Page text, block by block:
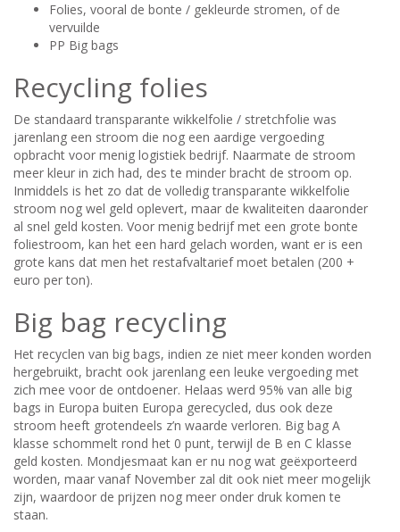
Folies, vooral de bonte / gekleurde stromen, of de
vervuilde
PP Big bags
Recycling folies
De standaard transparante wikkelfolie / stretchfolie was
jarenlang een stroom die nog een aardige vergoeding
opbracht voor menig logistiek bedrijf. Naarmate de stroom
meer kleur in zich had, des te minder bracht de stroom op.
Inmiddels is het zo dat de volledig transparante wikkelfolie
stroom nog wel geld oplevert, maar de kwaliteiten daaronder
al snel geld kosten. Voor menig bedrijf met een grote bonte
foliestroom, kan het een hard gelach worden, want er is een
grote kans dat men het restafvaltarief moet betalen (200 +
euro per ton).
Big bag recycling
Het recyclen van big bags, indien ze niet meer konden worden
hergebruikt, bracht ook jarenlang een leuke vergoeding met
zich mee voor de ontdoener. Helaas werd 95% van alle big
bags in Europa buiten Europa gerecycled, dus ook deze
stroom heeft grotendeels z’n waarde verloren. Big bag A
klasse schommelt rond het 0 punt, terwijl de B en C klasse
geld kosten. Mondjesmaat kan er nu nog wat geëxporteerd
worden, maar vanaf November zal dit ook niet meer mogelijk
zijn, waardoor de prijzen nog meer onder druk komen te
staan.